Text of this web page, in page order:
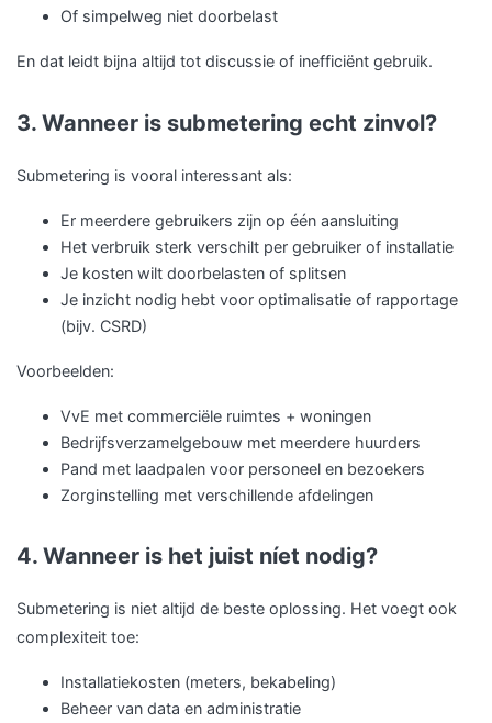
Of simpelweg niet doorbelast
En dat leidt bijna altijd tot discussie of inefficiënt gebruik.
3. Wanneer is submetering echt zinvol?
Submetering is vooral interessant als:
Er meerdere gebruikers zijn op één aansluiting
Het verbruik sterk verschilt per gebruiker of installatie
Je kosten wilt doorbelasten of splitsen
Je inzicht nodig hebt voor optimalisatie of rapportage
(bijv. CSRD)
Voorbeelden:
VvE met commerciële ruimtes + woningen
Bedrijfsverzamelgebouw met meerdere huurders
Pand met laadpalen voor personeel en bezoekers
Zorginstelling met verschillende afdelingen
4. Wanneer is het juist níet nodig?
Submetering is niet altijd de beste oplossing. Het voegt ook
complexiteit toe:
Installatiekosten (meters, bekabeling)
Beheer van data en administratie